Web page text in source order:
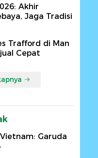
Akhir
Jaga Tradisi
Trafford di Man
Cepat
Garuda